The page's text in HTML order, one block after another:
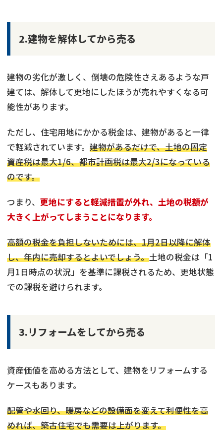
2.建物を解体してから売る
建物の劣化が激しく、倒壊の危険性さえあるような戸
建ては、解体して更地にしたほうが売れやすくなる可
能性があります。
ただし、住宅用地にかかる税金は、建物があると一律
で軽減されています。 建物があるだけで、土地の固定
資産税は最大1/6、都市計画税は最大2/3になっている
のです。
つまり、 更地にすると軽減措置が外れ、土地の税額が
大きく上がってしまうことになります。
高額の税金を負担しないためには、1月2日以降に解体
し、年内に売却するとよいでしょう。土地の税金は「1
月1日時点の状況」を基準に課税されるため、更地状態
での課税を避けられます。
3.リフォームをしてから売る
資産価値を高める方法として、建物をリフォームする
ケースもあります。
配管や水回り、暖房などの設備面を変えて利便性を高
めれば、築古住宅でも需要は上がります。